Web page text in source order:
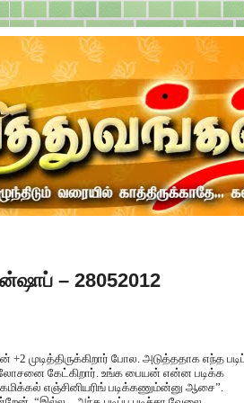
– 28052012
முடித்திருக்கிறார் போல. அடுத்ததாக எந்த
கேட்கிறார். உங்க பையன் என்ன படிக்க
எஞ்சினியரிங் படிக்கணும்ன்னு ஆசை”.